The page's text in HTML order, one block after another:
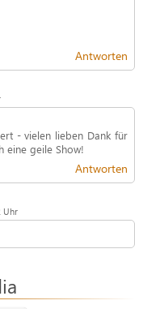
Antworten
- vielen lieben Dank für
eine geile Show!
Antworten
Uhr